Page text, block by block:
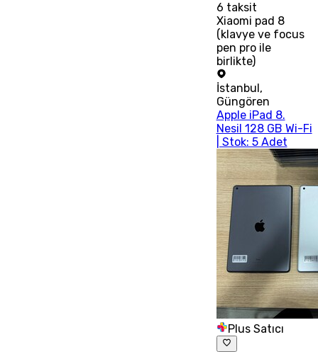
6 taksit
Xiaomi pad 8
(klavye ve focus
pen pro ile
birlikte)
İstanbul ,
Güngören
Apple iPad 8.
Nesil 128 GB Wi-Fi
| Stok: 5 Adet
Plus Satıcı